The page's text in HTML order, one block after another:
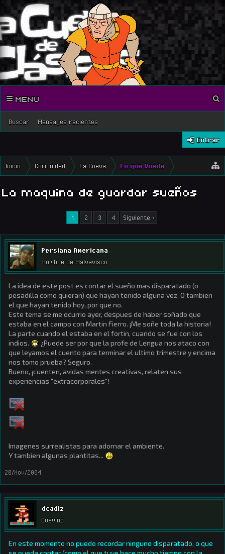
Buscar Mensajes recientes
MENU
Entrar
Inicio Comunidad La Cueva Lo que Queda
La maquina de guardar sueños
1 2 3 4 Siguiente >
Persiana Americana
Hombre de Malvavisco
La idea de este post es contar el sueño mas disparatado (o
pesadilla como quieran) que hayan tenido alguna vez. O tambien
el que hayan tenido hoy, por que no.
Este tema se me ocurrio ayer, despues de haber soñado que
estaba en el campo con Martin Fierro. ¡Me soñe toda la historia!
La parte cuando el estaba en el fortin, cuando se fue con los
indios.
¿Puede ser por que la profe de Lengua nos ataco con
que leyamos el cuento para terminar el ultimo trimestre y encima
nos tomo prueba? Seguro.
Bueno, ¡cuenten, avidas mentes creativas, relaten sus
experiencias "extracorporales"!
Imagenes surrealistas para adornar el ambiente.
Y tambien algunas plantitas...
20/Nov/2004
dcadiz
Cuevino
En este momento no puedo recordar ninguno disparatado, o que